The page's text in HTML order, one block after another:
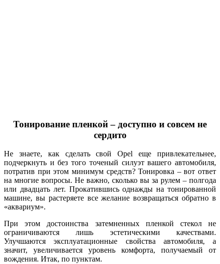
Тонирование пленкой – доступно и совсем не
сердито
Не знаете, как сделать свой Opel еще привлекательнее,
подчеркнуть и без того точеный силуэт вашего автомобиля,
потратив при этом минимум средств? Тонировка – вот ответ
на многие вопросы. Не важно, сколько вы за рулем – полгода
или двадцать лет. Прокатившись однажды на тонированной
машине, вы растеряете все желание возвращаться обратно в
«аквариум».
При этом достоинства затемненных пленкой стекол не
ограничиваются лишь эстетическими качествами.
Улучшаются эксплуатационные свойства автомобиля, а
значит, увеличивается уровень комфорта, получаемый от
вождения. Итак, по пунктам.